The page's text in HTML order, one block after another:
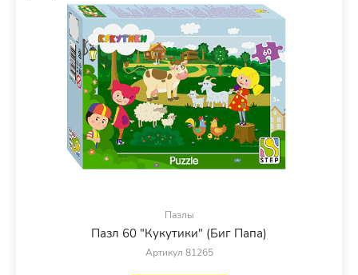
Пазлы
Пазл 60 "Кукутики" (Биг Папа)
Артикул 81265